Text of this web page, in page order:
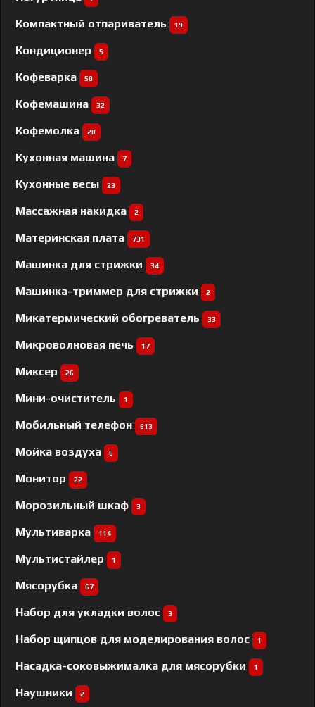
Компактный отпариватель 19
Кондиционер 5
Кофеварка 50
Кофемашина 32
Кофемолка 20
Кухонная машина 7
Кухонные весы 23
Массажная накидка 2
Материнская плата 731
Машинка для стрижки 34
Машинка-триммер для стрижки 2
Микатермический обогреватель 33
Микроволновая печь 17
Миксер 26
Мини-очиститель 1
Мобильный телефон 613
Мойка воздуха 6
Монитор 22
Морозильный шкаф 3
Мультиварка 114
Мультистайлер 1
Мясорубка 67
Набор для укладки волос 3
Набор щипцов для моделирования волос 1
Насадка-соковыжималка для мясорубки 1
Наушники 2